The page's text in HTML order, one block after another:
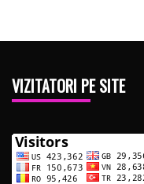
VIZITATORI PE SITE